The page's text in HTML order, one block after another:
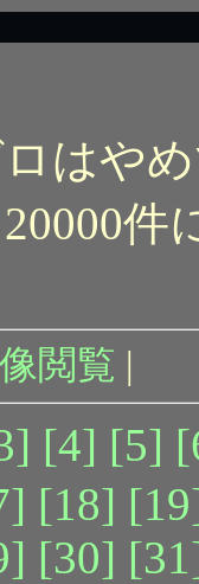
はや
件
閲覧 |
[4] [5]
[18]
[30]